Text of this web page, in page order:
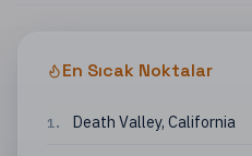
En Sıcak Noktalar
1. Death Valley, California